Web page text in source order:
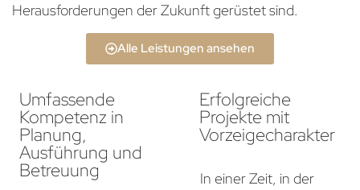
Herausforderungen der Zukunft gerüstet sind.
Alle Leistungen ansehen
Umfassende
Kompetenz in
Planung,
Ausführung und
Betreuung
Erfolgreiche
Projekte mit
Vorzeigecharakter
In einer Zeit, in der